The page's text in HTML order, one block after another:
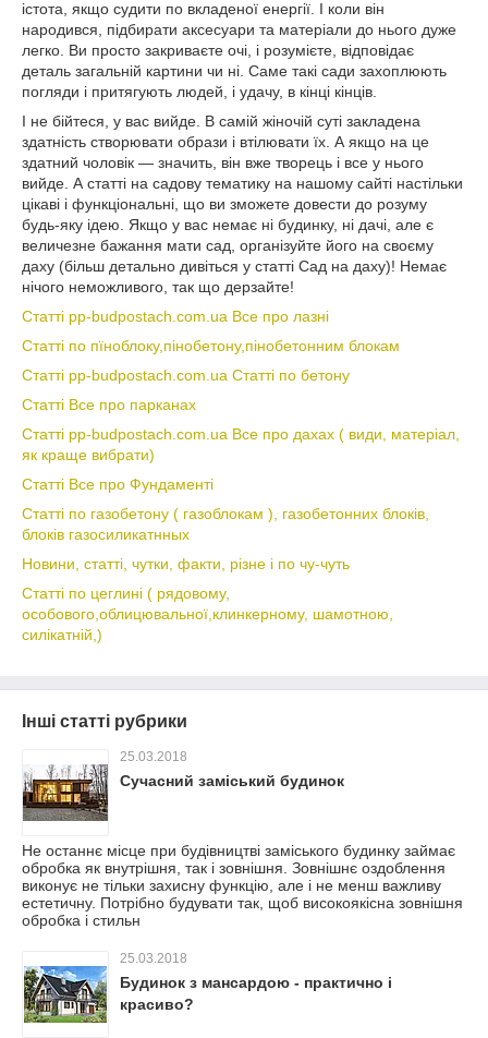
істота, якщо судити по вкладеної енергії. І коли він
народився, підбирати аксесуари та матеріали до нього дуже
легко. Ви просто закриваєте очі, і розумієте, відповідає
деталь загальній картини чи ні. Саме такі сади захоплюють
погляди і притягують людей, і удачу, в кінці кінців.
І не бійтеся, у вас вийде. В самій жіночій суті закладена
здатність створювати образи і втілювати їх. А якщо на це
здатний чоловік — значить, він вже творець і все у нього
вийде. А статті на садову тематику на нашому сайті настільки
цікаві і функціональні, що ви зможете довести до розуму
будь-яку ідею. Якщо у вас немає ні будинку, ні дачі, але є
величезне бажання мати сад, організуйте його на своєму
даху (більш детально дивіться у статті Сад на даху)! Немає
нічого неможливого, так що дерзайте!
Статті pp-budpostach.com.ua Все про лазні
Статті по пїноблоку,пінобетону,пінобетонним блокам
Статті pp-budpostach.com.ua Статті по бетону
Статті Все про парканах
Статті pp-budpostach.com.ua Все про дахах ( види, матеріал,
як краще вибрати)
Статті Все про Фундаменті
Статті по газобетону ( газоблокам ), газобетонних блоків,
блоків газосиликатнных
Новини, статті, чутки, факти, різне і по чу-чуть
Статті по цеглині ( рядовому,
особового,облицювальної,клинкерному, шамотною,
силікатній,)
Інші статті рубрики
25.03.2018
Сучасний заміський будинок
Не останнє місце при будівництві заміського будинку займає
обробка як внутрішня, так і зовнішня. Зовнішнє оздоблення
виконує не тільки захисну функцію, але і не менш важливу
естетичну. Потрібно будувати так, щоб високоякісна зовнішня
обробка і стильн
25.03.2018
Будинок з мансардою - практично і
красиво?